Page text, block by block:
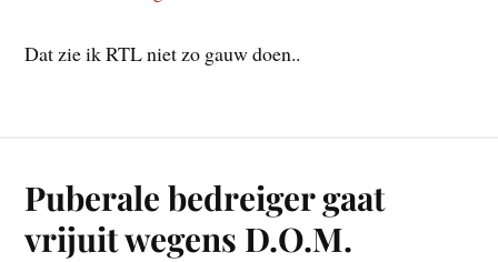
Dat zie ik RTL niet zo gauw doen..
Puberale bedreiger gaat
vrijuit wegens D.O.M.